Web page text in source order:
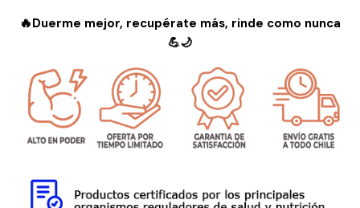
🔥Duerme mejor, recupérate más, rinde como nunca
💪🌙